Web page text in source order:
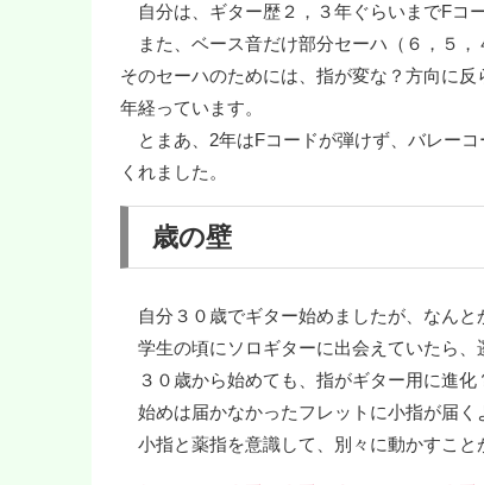
自分は、ギター歴２，３年ぐらいまでFコー
また、ベース音だけ部分セーハ（６，５，
そのセーハのためには、指が変な？方向に
年経っています。
とまあ、2年はFコードが弾けず、バレー
くれました。
歳の壁
自分３０歳でギター始めましたが、なんと
学生の頃にソロギターに出会えていたら、
３０歳から始めても、指がギター用に進化
始めは届かなかったフレットに小指が届く
小指と薬指を意識して、別々に動かすこと